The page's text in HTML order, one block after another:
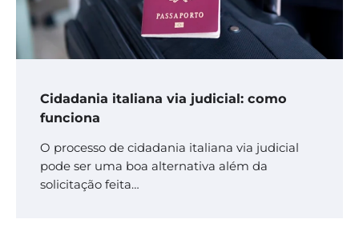
Cidadania italiana via judicial: como
funciona
O processo de cidadania italiana via judicial
pode ser uma boa alternativa além da
solicitação feita…